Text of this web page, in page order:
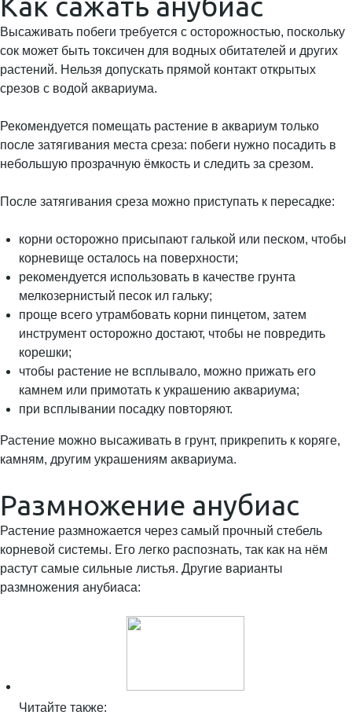
Высаживать побеги требуется с осторожностью, поскольку
сок может быть токсичен для водных обитателей и других
растений. Нельзя допускать прямой контакт открытых
срезов с водой аквариума.
Рекомендуется помещать растение в аквариум только
после затягивания места среза: побеги нужно посадить в
небольшую прозрачную ёмкость и следить за срезом.
После затягивания среза можно приступать к пересадке:
корни осторожно присыпают галькой или песком, чтобы
корневище осталось на поверхности;
рекомендуется использовать в качестве грунта
мелкозернистый песок ил гальку;
проще всего утрамбовать корни пинцетом, затем
инструмент осторожно достают, чтобы не повредить
корешки;
чтобы растение не всплывало, можно прижать его
камнем или примотать к украшению аквариума;
при всплывании посадку повторяют.
Растение можно высаживать в грунт, прикрепить к коряге,
камням, другим украшениям аквариума.
Размножение анубиас
Растение размножается через самый прочный стебель
корневой системы. Его легко распознать, так как на нём
растут самые сильные листья. Другие варианты
размножения анубиаса:
Читайте также: